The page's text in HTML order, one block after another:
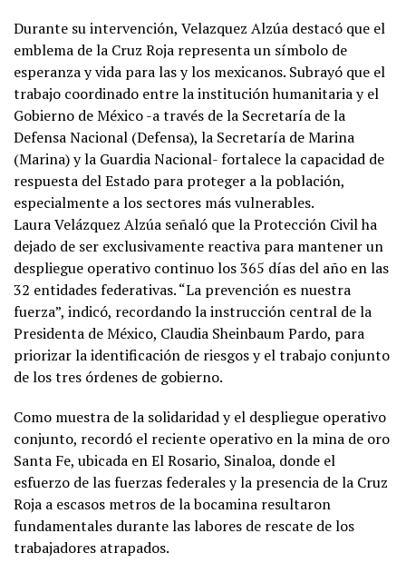
Durante su intervención, Velazquez Alzúa destacó que el
emblema de la Cruz Roja representa un símbolo de
esperanza y vida para las y los mexicanos. Subrayó que el
trabajo coordinado entre la institución humanitaria y el
Gobierno de México -a través de la Secretaría de la
Defensa Nacional (Defensa), la Secretaría de Marina
(Marina) y la Guardia Nacional- fortalece la capacidad de
respuesta del Estado para proteger a la población,
especialmente a los sectores más vulnerables.
Laura Velázquez Alzúa señaló que la Protección Civil ha
dejado de ser exclusivamente reactiva para mantener un
despliegue operativo continuo los 365 días del año en las
32 entidades federativas. “La prevención es nuestra
fuerza”, indicó, recordando la instrucción central de la
Presidenta de México, Claudia Sheinbaum Pardo, para
priorizar la identificación de riesgos y el trabajo conjunto
de los tres órdenes de gobierno.
Como muestra de la solidaridad y el despliegue operativo
conjunto, recordó el reciente operativo en la mina de oro
Santa Fe, ubicada en El Rosario, Sinaloa, donde el
esfuerzo de las fuerzas federales y la presencia de la Cruz
Roja a escasos metros de la bocamina resultaron
fundamentales durante las labores de rescate de los
trabajadores atrapados.